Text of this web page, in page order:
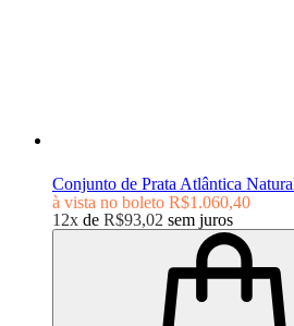
Conjunto de Prata Atlântica
à vista no boleto R$1.060,40
12x de R$93,02 sem juros